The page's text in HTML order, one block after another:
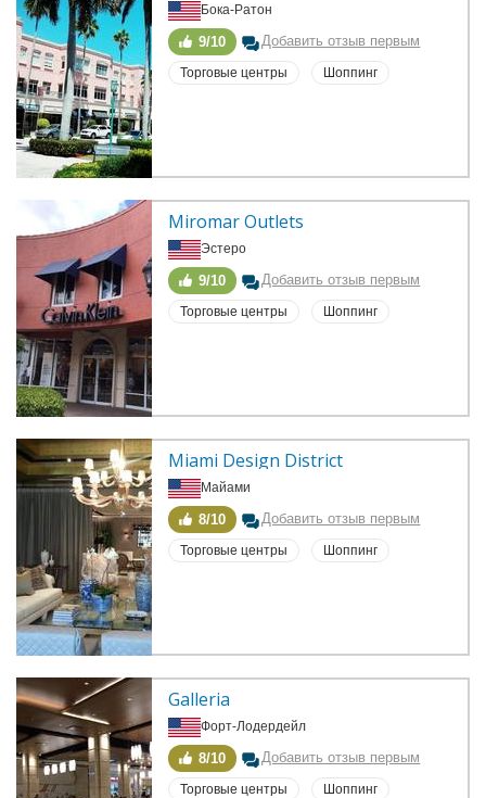
Бока-Ратон
9/10 Добавить отзыв первым
Торговые центры Шоппинг
Miromar Outlets
Эстеро
9/10 Добавить отзыв первым
Торговые центры Шоппинг
Miami Design District
Майами
8/10 Добавить отзыв первым
Торговые центры Шоппинг
Galleria
Форт-Лодердейл
8/10 Добавить отзыв первым
Торговые центры Шоппинг